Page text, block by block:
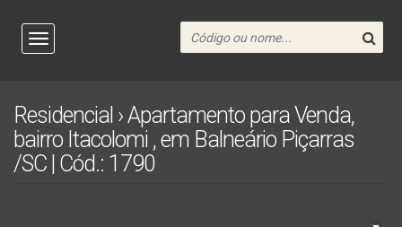
Residencial › Apartamento para Venda,
bairro Itacolomi , em Balneário Piçarras
/SC | Cód.: 1790